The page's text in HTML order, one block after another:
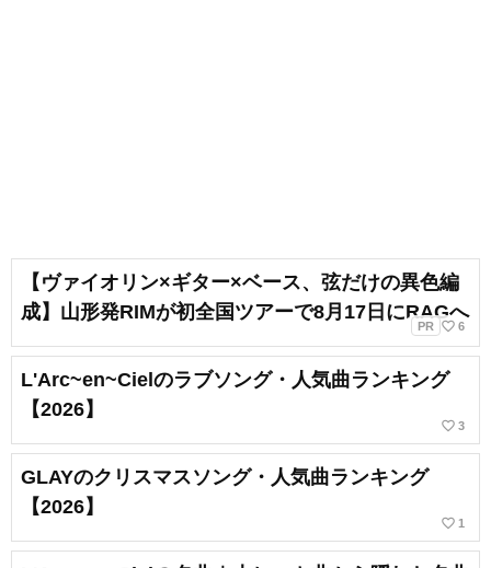
【ヴァイオリン×ギター×ベース、弦だけの異色編
成】山形発RIMが初全国ツアーで8月17日にRAGへ
PR favorite_border 6
L'Arc~en~Cielのラブソング・人気曲ランキング
【2026】
favorite_border 3
GLAYのクリスマスソング・人気曲ランキング
【2026】
favorite_border 1